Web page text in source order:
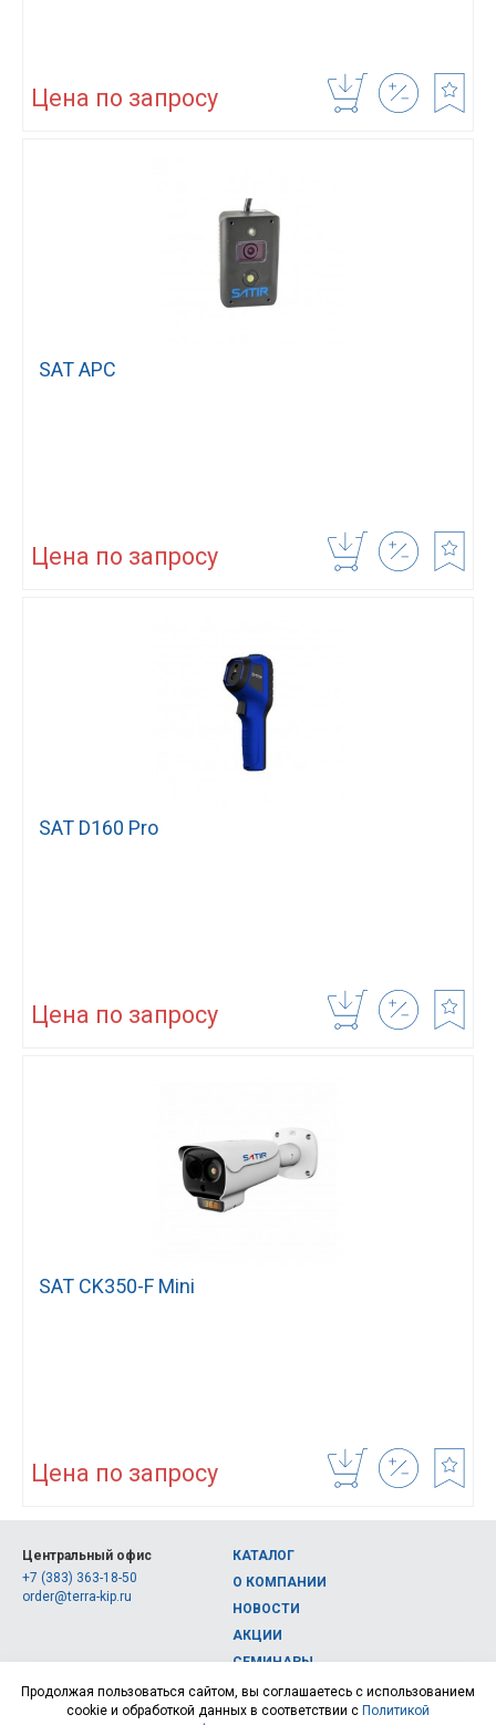
Цена по запросу
SAT APC
Цена по запросу
SAT D160 Pro
Цена по запросу
SAT CK350-F Mini
Цена по запросу
Центральный офис
+7 (383) 363-18-50
order@terra-kip.ru
КАТАЛОГ
О КОМПАНИИ
НОВОСТИ
АКЦИИ
СЕМИНАРЫ
КОНТАКТЫ
Продолжая пользоваться сайтом, вы соглашаетесь с использованием
cookie и обработкой данных в соответствии с Политикой